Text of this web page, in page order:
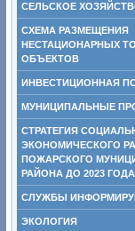
СЕЛЬСКОЕ
СХЕМА РАЗМЕЩЕНИЯ
НЕСТАЦИОНАРНЫХ
ОБЪЕКТОВ
ИНВЕСТИЦИОННАЯ
МУНИЦИПАЛЬНЫЕ
СТРАТЕГИЯ
ЭКОНОМИЧЕСКОГО
ПОЖАРСКОГО
РАЙОНА ДО 2023 ГОДА
СЛУЖБЫ
ЭКОЛОГИЯ